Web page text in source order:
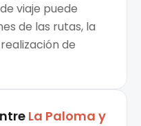
viaje puede
de las rutas, la
de
La Paloma y